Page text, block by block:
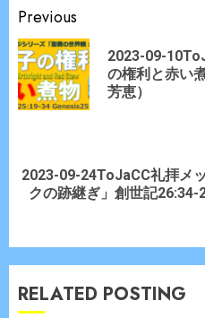
Continue
Reading
Previous
2023-09-
の権利と赤い
芳恵）
Next
2023-09-24ToJaCC礼拝メ
クの跡継ぎ」創世記26:34-
RELATED POSTING